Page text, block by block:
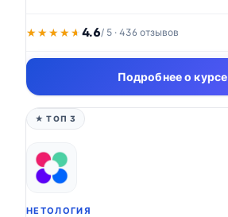
★★★★★
★★★★★ 4.6/ 5 · 436 отзывов
Подробнее о курсе
★ ТОП 3
НЕТОЛОГИЯ